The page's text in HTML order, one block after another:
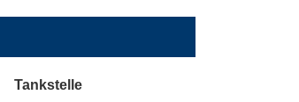
Tankstelle